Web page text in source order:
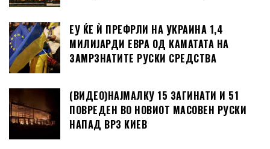
ЕУ ЌЕ Ѝ ПРЕФРЛИ НА УКРАИНА 1,4
МИЛИЈАРДИ ЕВРА ОД КАМАТАТА НА
ЗАМРЗНАТИТЕ РУСКИ СРЕДСТВА
(ВИДЕО)НАЈМАЛКУ 15 ЗАГИНАТИ И 51
ПОВРЕДЕН ВО НОВИОТ МАСОВЕН РУСКИ
НАПАД ВРЗ КИЕВ